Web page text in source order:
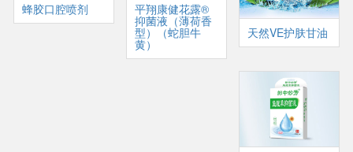
蜂胶口腔喷剂 平翔康健花露®
抑菌液（薄荷香
型）（蛇胆牛
黄）
天然VE护肤甘油